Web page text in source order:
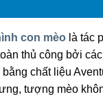
con mèo là tác
thủ công bởi
chất liệu
tượng mèo